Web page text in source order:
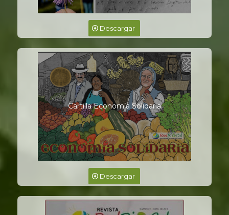
Descargar
Cartilla Economía Solidaria
Descargar